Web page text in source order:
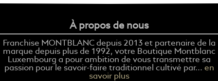
À propos de nous
Franchise MONTBLANC depuis 2013 et partenaire de la
marque depuis plus de 1992, votre Boutique Montblanc
Luxembourg a pour ambition de vous transmettre sa
passion pour le savoir-faire traditionnel cultivé par... en
savoir plus